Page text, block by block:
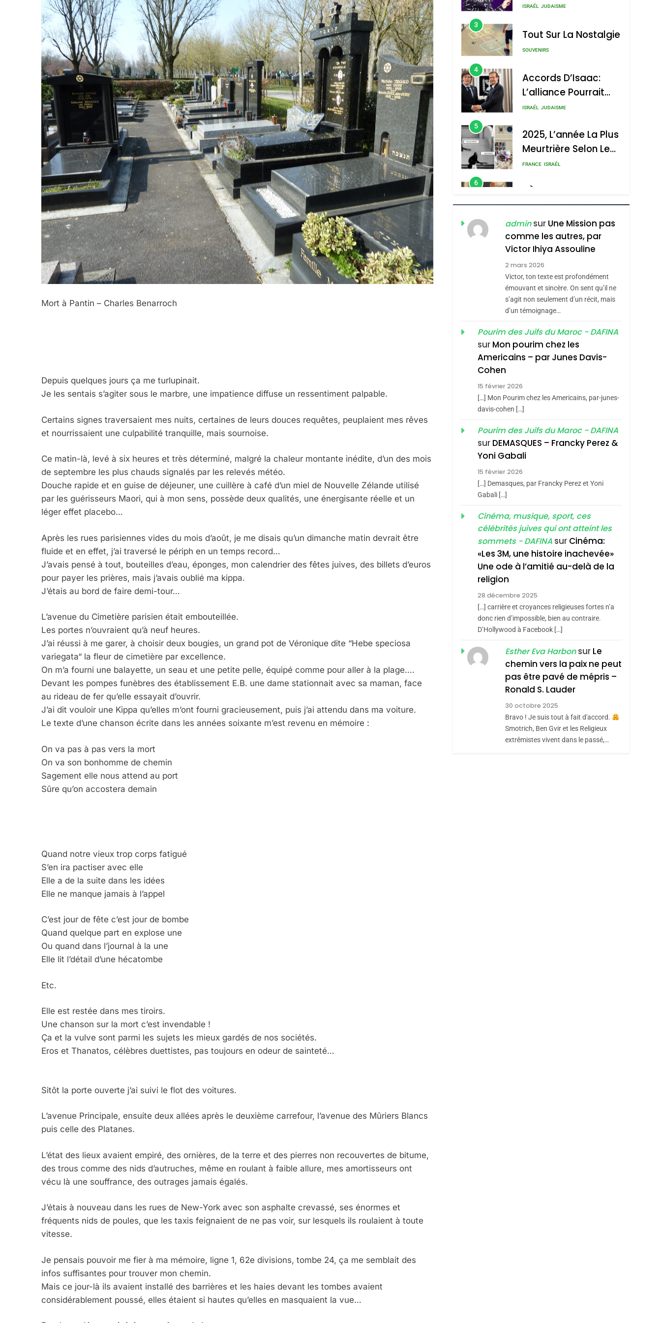
Mort à Pantin – Charles Benarroch
Depuis quelques jours ça me turlupinait.
Je les sentais s’agiter sous le marbre, une impatience diffuse un ressentiment palpable.
Certains signes traversaient mes nuits, certaines de leurs douces requêtes, peuplaient mes rêves
et nourrissaient une culpabilité tranquille, mais sournoise.
Ce matin-là, levé à six heures et très déterminé, malgré la chaleur montante inédite, d’un des mois
de septembre les plus chauds signalés par les relevés météo.
Douche rapide et en guise de déjeuner, une cuillère à café d’un miel de Nouvelle Zélande utilisé
par les guérisseurs Maori, qui à mon sens, possède deux qualités, une énergisante réelle et un
léger effet placebo…
Après les rues parisiennes vides du mois d’août, je me disais qu’un dimanche matin devrait être
fluide et en effet, j’ai traversé le périph en un temps record…
J’avais pensé à tout, bouteilles d’eau, éponges, mon calendrier des fêtes juives, des billets d’euros
pour payer les prières, mais j’avais oublié ma kippa.
J’étais au bord de faire demi-tour…
L’avenue du Cimetière parisien était embouteillée.
Les portes n’ouvraient qu’à neuf heures.
J’ai réussi à me garer, à choisir deux bougies, un grand pot de Véronique dite “Hebe speciosa
variegata“ la fleur de cimetière par excellence.
On m’a fourni une balayette, un seau et une petite pelle, équipé comme pour aller à la plage….
Devant les pompes funèbres des établissement E.B. une dame stationnait avec sa maman, face
au rideau de fer qu’elle essayait d’ouvrir.
J’ai dit vouloir une Kippa qu’elles m’ont fourni gracieusement, puis j’ai attendu dans ma voiture.
Le texte d’une chanson écrite dans les années soixante m’est revenu en mémoire :
On va pas à pas vers la mort
On va son bonhomme de chemin
Sagement elle nous attend au port
Sûre qu’on accostera demain
Quand notre vieux trop corps fatigué
S’en ira pactiser avec elle
Elle a de la suite dans les idées
Elle ne manque jamais à l’appel
C’est jour de fête c’est jour de bombe
Quand quelque part en explose une
Ou quand dans l’journal à la une
Elle lit l’détail d’une hécatombe
Etc.
Elle est restée dans mes tiroirs.
Une chanson sur la mort c’est invendable !
Ça et la vulve sont parmi les sujets les mieux gardés de nos sociétés.
Eros et Thanatos, célèbres duettistes, pas toujours en odeur de sainteté…
Sitôt la porte ouverte j’ai suivi le flot des voitures.
L’avenue Principale, ensuite deux allées après le deuxième carrefour, l’avenue des Mûriers Blancs
puis celle des Platanes.
L’état des lieux avaient empiré, des ornières, de la terre et des pierres non recouvertes de bitume,
des trous comme des nids d’autruches, même en roulant à faible allure, mes amortisseurs ont
vécu là une souffrance, des outrages jamais égalés.
J’étais à nouveau dans les rues de New-York avec son asphalte crevassé, ses énormes et
fréquents nids de poules, que les taxis feignaient de ne pas voir, sur lesquels ils roulaient à toute
vitesse.
Je pensais pouvoir me fier à ma mémoire, ligne 1, 62e divisions, tombe 24, ça me semblait des
infos suffisantes pour trouver mon chemin.
Mais ce jour-là ils avaient installé des barrières et les haies devant les tombes avaient
considérablement poussé, elles étaient si hautes qu’elles en masquaient la vue…
3
L’alliance Pourrait
S’étendre À 13 Pays
D’Amérique Latine
ISRAÉL JUDAISME
5
2025, L’année La Plus
Meurtrière Selon Le
Rapport D’ADL
Contre
ISRAÉL
6
FIÈRE, DIGNE ET
RÉSILIENTE :
JUDAÏTE Par Thérèse
Zrihen-Dvir
7
CE QUI NOUS
MANQUE – Jacques
Hadida
JUDAISME
Maroc : Les Amandes
De Tafraout, Le Miel
De Tadla Azilal
Consacrés Produits
Du Terroir
DAFINA MAROC
1
Oeil Ravageur –
Vanessa De Loya
2
«Tu Dis Génocide, Je
Dis Guerre»: La
Nouvelle Chanson De
Boy George
ISRAÉL JUDAISME
3
Tout Sur La Nostalgie
L’alliance Pourrait
S’étendre À 13 Pays
D’Amérique Latine
ISRAÉL JUDAISME
2025, L’année La Plus
Meurtrière Selon Le
Contre
L’antisémitisme
6
FIÈRE, DIGNE ET
RÉSILIENTE :
REVENDIQUE MA
JUDAÏTE Par Thérèse
Zrihen-Dvir
7
CE QUI NOUS
MANQUE – Jacques
Hadida
Maroc : Les Amandes
De Tafraout, Le Miel
adminsur Une Mission pas
comme les autres, par
Victor Ihiya Assouline
2 mars 2026
Victor, ton texte est profondément
émouvant et sincère. On sent qu’il ne
s’agit non seulement d’un récit, mais
d’un témoignage…
Pourim des Juifs du Maroc - DAFINA
sur Mon pourim chez les
Americains – par Junes Davis-
Cohen
15 février 2026
[…] Mon Pourim chez les Americains, par-junes-
davis-cohen […]
Pourim des Juifs du Maroc - DAFINA
sur DEMASQUES – Francky Perez &
Yoni Gabali
15 février 2026
[…] Demasques, par Francky Perez et Yoni
Gabali […]
Cinéma, musique, sport, ces
célébrités juives qui ont atteint les
sommets - DAFINA sur Cinéma:
«Les 3M, une histoire inachevée»
Une ode à l’amitié au-delà de la
religion
28 décembre 2025
[…] carrière et croyances religieuses fortes n’a
donc rien d’impossible, bien au contraire.
D’Hollywood à Facebook […]
Esther Eva Harbonsur Le
chemin vers la paix ne peut
pas être pavé de mépris –
Ronald S. Lauder
30 octobre 2025
Bravo ! Je suis tout à fait d'accord.
Smotrich, Ben Gvir et les Religieux
extrêmistes vivent dans le passé,…